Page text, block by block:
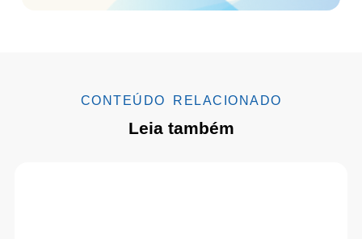
CONTEÚDO RELACIONADO
Leia também